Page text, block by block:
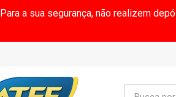
Para a sua segurança, não realizem